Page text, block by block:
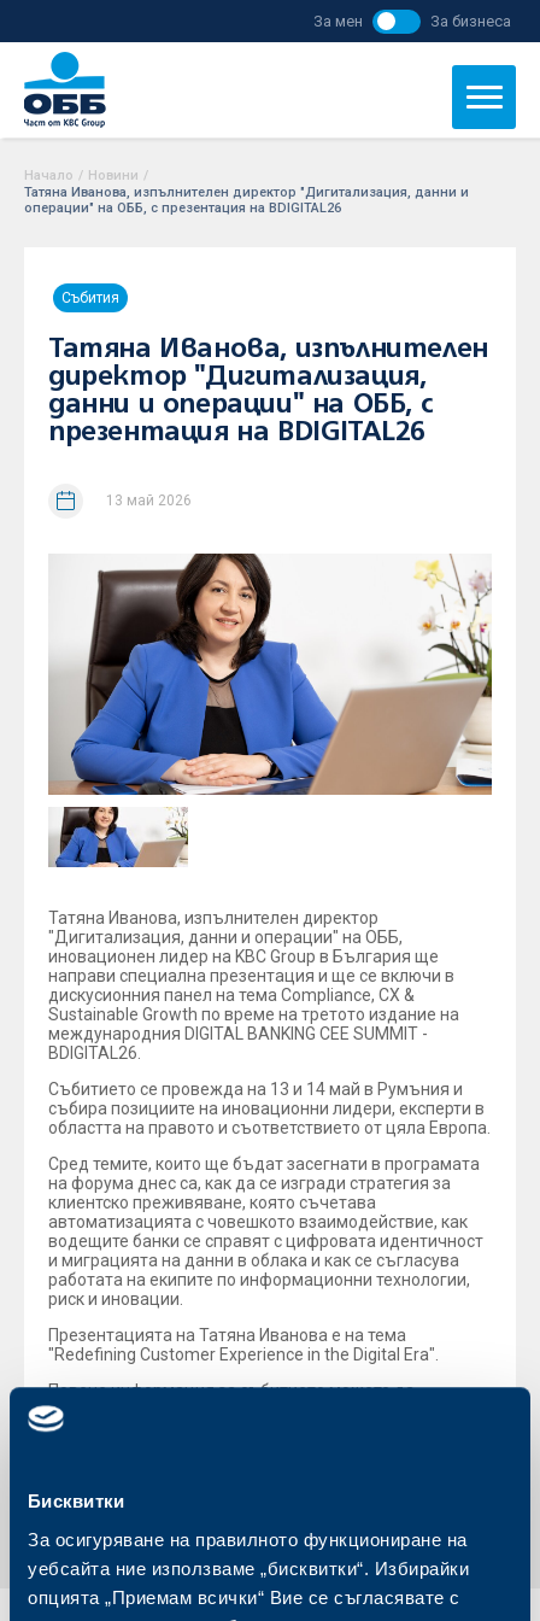
Бисквитки
За осигуряване на правилното функциониране на
уебсайта ние използваме „бисквитки“. Избирайки
опцията „Приемам всички“ Вие се съгласявате с
За мен За бизнеса
Начало / Новини /
Татяна Иванова, изпълнителен директор "Дигитализация, данни и
операции" на ОББ, с презентация на BDIGITAL26
Събития
Татяна Иванова, изпълнителен
директор "Дигитализация,
данни и операции" на ОББ, с
презентация на BDIGITAL26
13 май 2026
Татяна Иванова, изпълнителен директор
"Дигитализация, данни и операции" на ОББ,
иновационен лидер на KBC Group в България ще
направи специална презентация и ще се включи в
дискусионния панел на тема Compliance, CX &
Sustainable Growth по време на третото издание на
международния DIGITAL BANKING CEE SUMMIT -
BDIGITAL26.
Събитието се провежда на 13 и 14 май в Румъния и
събира позициите на иновационни лидери, експерти в
областта на правото и съответствието от цяла Европа.
Сред темите, които ще бъдат засегнати в програмата
на форума днес са, как да се изгради стратегия за
клиентско преживяване, която съчетава
автоматизацията с човешкото взаимодействие, как
водещите банки се справят с цифровата идентичност
и миграцията на данни в облака и как се съгласува
работата на екипите по информационни технологии,
риск и иновации.
Презентацията на Татяна Иванова е на тема
"Redefining Customer Experience in the Digital Era".
Повече информация за събитието можете да
намерите